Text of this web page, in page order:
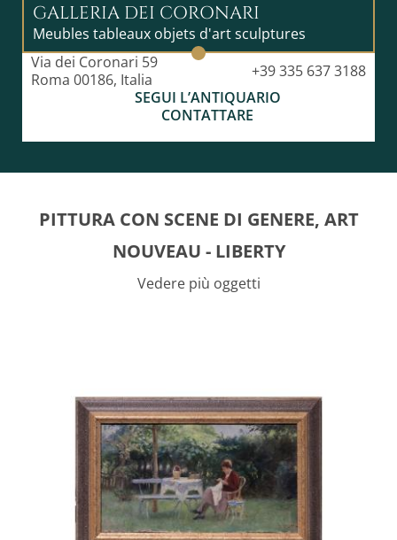
GALLERIA DEI CORONARI
Meubles tableaux objets d'art sculptures
Via dei Coronari 59
Roma 00186, Italia
+39 335 637 3188
SEGUI L’ANTIQUARIO
CONTATTARE
PITTURA CON SCENE DI GENERE, ART
NOUVEAU - LIBERTY
Vedere più oggetti